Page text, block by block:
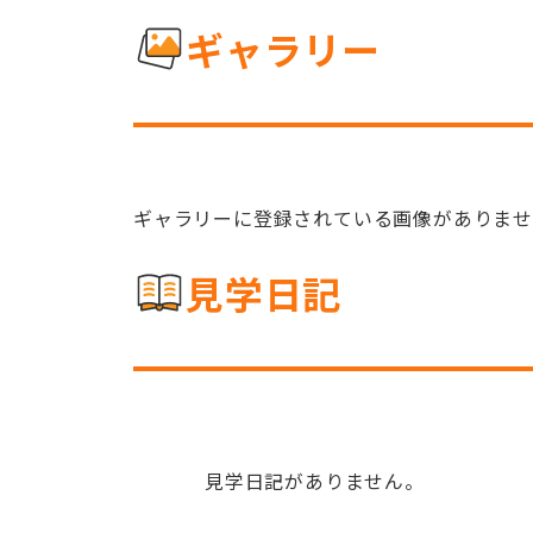
ギャラリー
ギャラリーに登録されている画像がありま
見学日記
見学日記がありません。